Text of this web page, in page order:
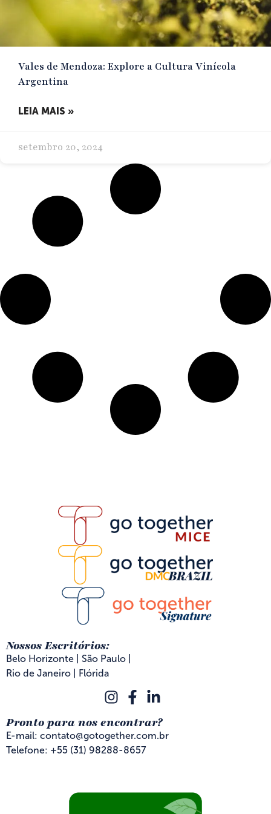
Vales de Mendoza: Explore a Cultura Vinícola
Argentina
LEIA MAIS »
setembro 20, 2024
Nossos Escritórios:
Belo Horizonte | São Paulo |
Rio de Janeiro | Flórida
Pronto para nos encontrar?
E-mail: contato@gotogether.com.br
Telefone: +55 (31) 98288-8657